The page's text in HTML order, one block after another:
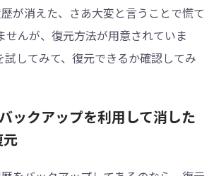
が消えた、さあ大変と言うことで慌て
せんが、復元方法が用意されていま
試してみて、復元できるか確認してみ
ックアップを利用して消した
元